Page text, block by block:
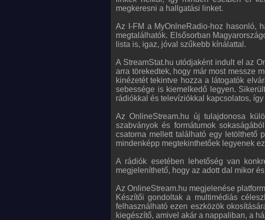
megkeresni a hallgatási linket.
Az I-FM a MyOnlneRadio-hoz hasonló,
megtalálhatók. Elsősorban
lista is, igaz, jóval szűkebb kínálattal.
A StreamStat.hu utódjaként indult el az
arra törekedtek, hogy már most messze
kinézetét tekintve hozza a látogatók
sebessége is kiemelkedő legyen.
rádiókkal és televíziókkal kapcsolatos,
Az OnlineStream.hu új tulajdonosa
szabványok és formátumok
csatorna mellett található egy letölthető
mindenképp megtekinthetőek legyenek
A rádiók esetében lehetőség van
megjeleníthető, hogy az adott dal mikor
Az OnlineStream.hu megjelenése
Készítői gondoltak a multimédiás
felhasználható ezen eszközök
kiegészítő, amivel akár a nappaliban, a